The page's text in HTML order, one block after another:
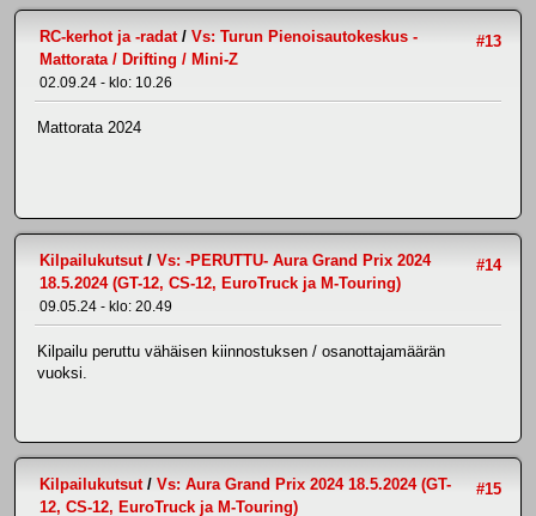
#13
RC-kerhot ja -radat/ Vs: Turun Pienoisautokeskus -
Mattorata / Drifting / Mini-Z
02.09.24 - klo: 10.26
Mattorata 2024
#14
Kilpailukutsut/ Vs: -PERUTTU- Aura Grand Prix 2024
18.5.2024 (GT-12, CS-12, EuroTruck ja M-Touring)
09.05.24 - klo: 20.49
Kilpailu peruttu vähäisen kiinnostuksen / osanottajamäärän
vuoksi.
#15
Kilpailukutsut/ Vs: Aura Grand Prix 2024 18.5.2024 (GT-
12, CS-12, EuroTruck ja M-Touring)